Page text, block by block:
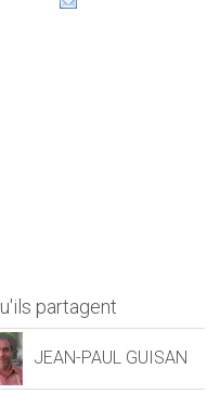
partagent
JEAN-PAUL GUISAN